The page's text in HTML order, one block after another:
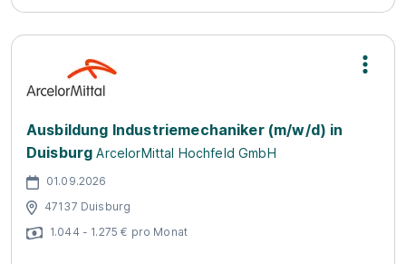
Ausbildung Industriemechaniker (m/w/d) in
Duisburg ArcelorMittal Hochfeld GmbH
01.09.2026
47137 Duisburg
1.044 - 1.275 € pro Monat